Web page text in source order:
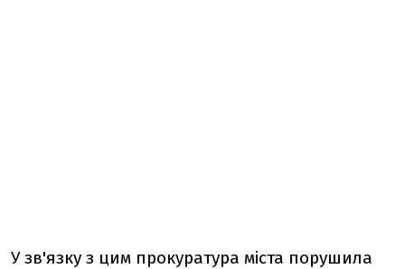
У зв'язку з цим прокуратура міста порушила